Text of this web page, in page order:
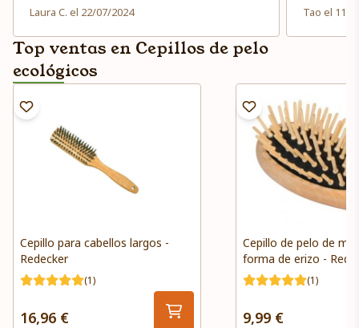
Laura C. el 22/07/2024 Tao el 11/
Top ventas en Cepillos de pelo
ecológicos
Cepillo para cabellos largos -
Redecker
(1)
16,96 €
Cepillo de pelo de
forma de erizo -
(1)
9,99 €